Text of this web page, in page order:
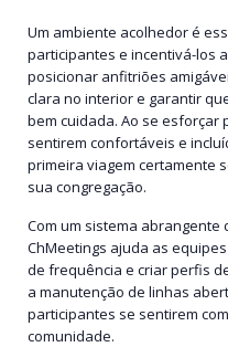
Um ambiente acolhedor é
participantes e incentivá-los
posicionar anfitriões
clara no interior e garantir
bem cuidada. Ao se
sentirem confortáveis e
primeira viagem certamente
sua congregação.
Com um sistema abrangente
ChMeetings ajuda as
de frequência e criar perfis
a manutenção de linhas
participantes se sentirem
comunidade.